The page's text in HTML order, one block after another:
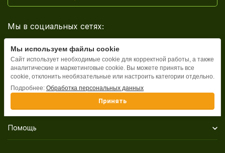
Мы в социальных сетях:
Каталог
Помощь
Мы используем файлы cookie
Сайт использует необходимые cookie для корректной работы, а также
аналитические и маркетинговые cookie. Вы можете принять все
cookie, отклонить необязательные или настроить категории отдельно.
Подробнее: Обработка персональных данных
Принять